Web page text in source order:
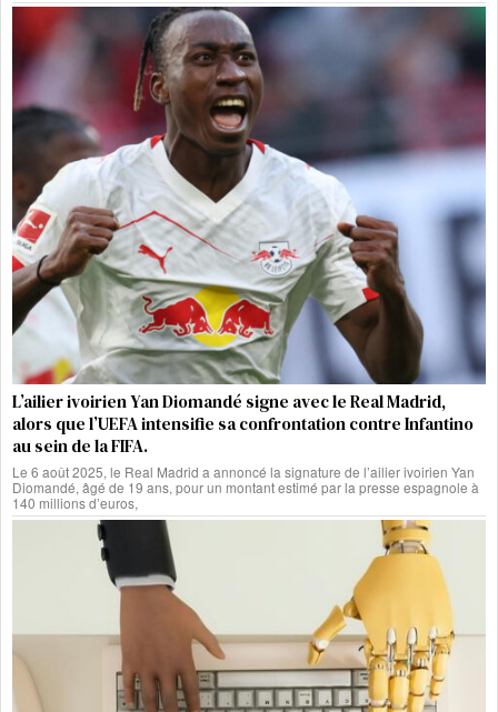
L’ailier ivoirien Yan Diomandé signe avec le Real Madrid,
alors que l’UEFA intensifie sa confrontation contre Infantino
au sein de la FIFA.
Le 6 août 2025, le Real Madrid a annoncé la signature de l’ailier ivoirien Yan
Diomandé, âgé de 19 ans, pour un montant estimé par la presse espagnole à
140 millions d’euros,